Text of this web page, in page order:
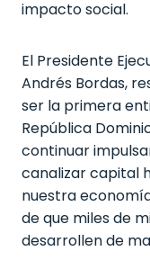
impacto social.
El Presidente
Andrés Bordas,
ser la primera
República
continuar
canalizar capital
nuestra economía
de que miles de
desarrollen de